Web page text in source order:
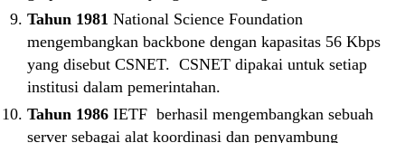
Tahun 1981 National Science Foundation
mengembangkan backbone dengan kapasitas 56 Kbps
yang disebut CSNET. CSNET dipakai untuk setiap
institusi dalam pemerintahan.
Tahun 1986 IETF berhasil mengembangkan sebuah
server sebagai alat koordinasi dan penyambung